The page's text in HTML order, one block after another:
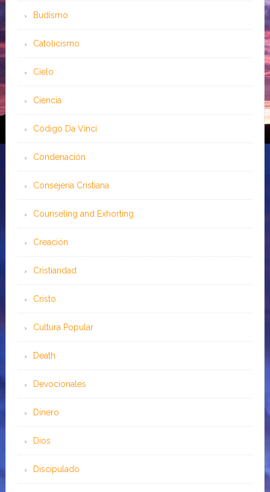
Budismo
Catolicismo
Cielo
Ciencia
Código Da Vinci
Condenación
Consejería Cristiana
Counseling and Exhorting
Creación
Cristiandad
Cristo
Cultura Popular
Death
Devocionales
Dinero
Dios
Discipulado